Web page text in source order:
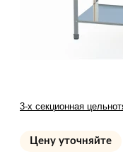
3-х секционная
Цену уточняйте